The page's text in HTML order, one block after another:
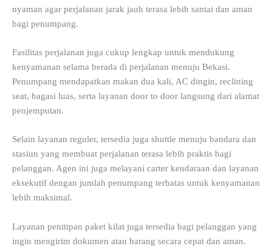
nyaman agar perjalanan jarak jauh terasa lebih santai dan aman
bagi penumpang.
Fasilitas perjalanan juga cukup lengkap untuk mendukung
kenyamanan selama berada di perjalanan menuju Bekasi.
Penumpang mendapatkan makan dua kali, AC dingin, reclining
seat, bagasi luas, serta layanan door to door langsung dari alamat
penjemputan.
Selain layanan reguler, tersedia juga shuttle menuju bandara dan
stasiun yang membuat perjalanan terasa lebih praktis bagi
pelanggan. Agen ini juga melayani carter kendaraan dan layanan
eksekutif dengan jumlah penumpang terbatas untuk kenyamanan
lebih maksimal.
Layanan penitipan paket kilat juga tersedia bagi pelanggan yang
ingin mengirim dokumen atau barang secara cepat dan aman.